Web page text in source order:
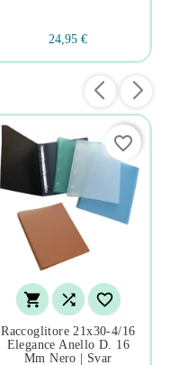
24,95 €
  
Raccoglitore 21x30-4/16
Elegance Anello D. 16
Mm Nero | Svar
favorite_border